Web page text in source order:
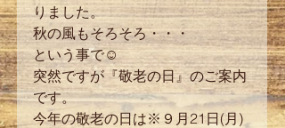
りました。
秋の風もそろそろ・・・
という事で☺
突然ですが『敬老の日』のご案内
です。
今年の敬老の日は※９月21日(月)